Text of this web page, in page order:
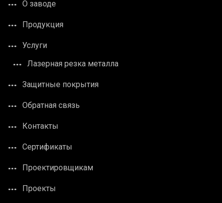
О заводе
Продукция
Услуги
Лазерная резка металла
Защитные покрытия
Обратная связь
Контакты
Сертификаты
Проектировщикам
Проекты